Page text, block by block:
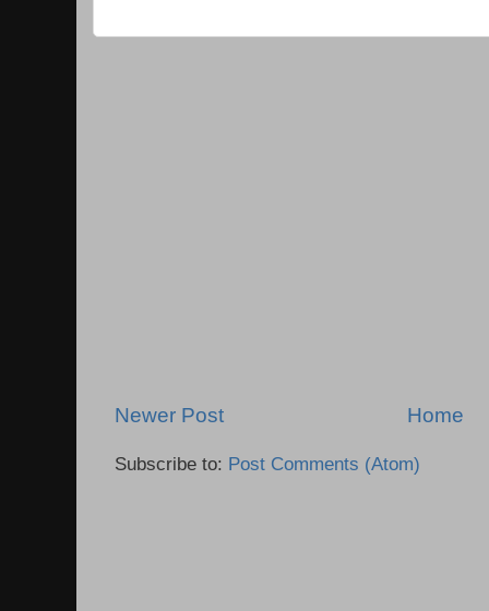
Newer Post Home
Subscribe to: Post Comments (Atom)